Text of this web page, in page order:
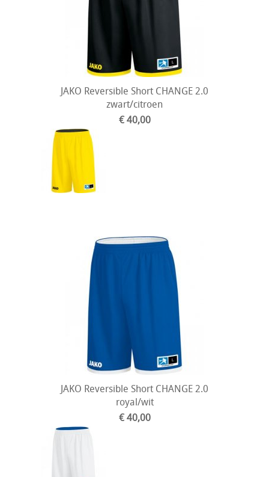
JAKO Reversible Short CHANGE 2.0
zwart/citroen
€ 40,00
JAKO Reversible Short CHANGE 2.0
royal/wit
€ 40,00